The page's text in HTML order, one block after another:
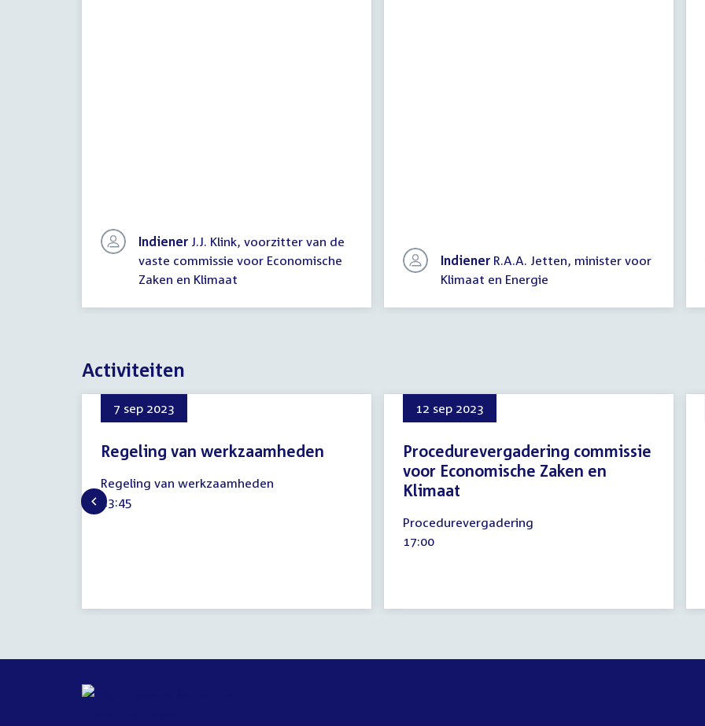
Indiener J.J. Klink, voorzitter van de
vaste commissie voor Economische
Zaken en Klimaat
Indiener R.A.A. Jetten, minister voor
Klimaat en Energie
Activiteiten
7 sep 2023
Regeling van werkzaamheden
september
2023
Regeling van werkzaamheden
Tijd
13:45
12 sep 2023
Procedurevergadering commissie
voor Economische Zaken en
Klimaat
september
2023
Procedurevergadering
Tijd
17:00